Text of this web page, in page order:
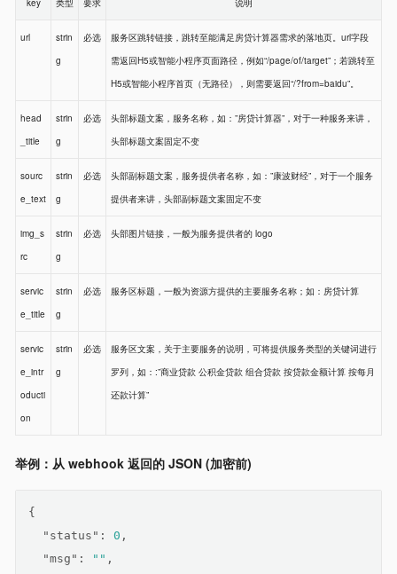
key 类型 要求 说明
url
strin
g
必选
服务区跳转链接，跳转至能满足房贷计算器需求的落地页。url字段
需返回H5或智能小程序页面路径，例如“/page/of/target”；若跳转至
H5或智能小程序首页（无路径），则需要返回“/?from=baidu”。
head
_title
strin
g
必选
头部标题文案，服务名称，如：”房贷计算器”，对于一种服务来讲，
头部标题文案固定不变
sourc
e_text
strin
g
必选
头部副标题文案，服务提供者名称，如：”康波财经”，对于一个服务
提供者来讲，头部副标题文案固定不变
img_s
rc
strin
g
必选 头部图片链接，一般为服务提供者的 logo
servic
e_title
strin
g
必选 服务区标题，一般为资源方提供的主要服务名称；如：房贷计算
servic
e_intr
oducti
on
strin
g
必选
服务区文案，关于主要服务的说明，可将提供服务类型的关键词进行
罗列，如：:”商业贷款 公积金贷款 组合贷款 按贷款金额计算 按每月
还款计算”
举例：从 webhook 返回的 JSON (加密前)
{
"status" : 0 ,
"msg" : "" ,